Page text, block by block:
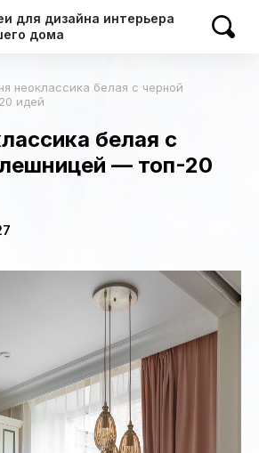
для дизайна интерьера
дома
неоклассика белая с черной
идей
белая с
— топ-20